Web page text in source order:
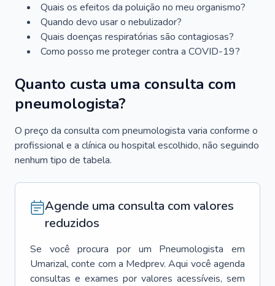
Quais os efeitos da poluição no meu organismo?
Quando devo usar o nebulizador?
Quais doenças respiratórias são contagiosas?
Como posso me proteger contra a COVID-19?
Quanto custa uma consulta com
pneumologista?
O preço da consulta com pneumologista varia conforme o
profissional e a clínica ou hospital escolhido, não seguindo
nenhum tipo de tabela.
Agende uma consulta com valores
reduzidos
Se você procura por um Pneumologista
em
Umarizal, conte com a Medprev. Aqui você agenda
consultas e exames por valores acessíveis, sem